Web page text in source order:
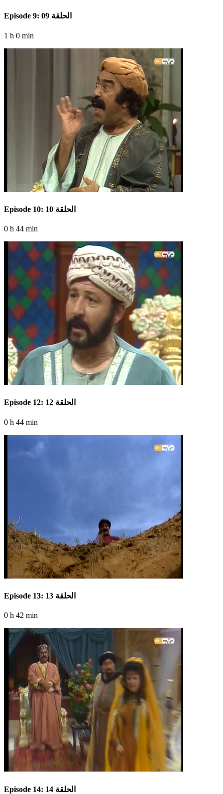
Episode 9: الحلقة 09
1 h 0 min
Episode 10: الحلقة 10
0 h 44 min
Episode 12: الحلقة 12
0 h 44 min
Episode 13: الحلقة 13
0 h 42 min
Episode 14: الحلقة 14